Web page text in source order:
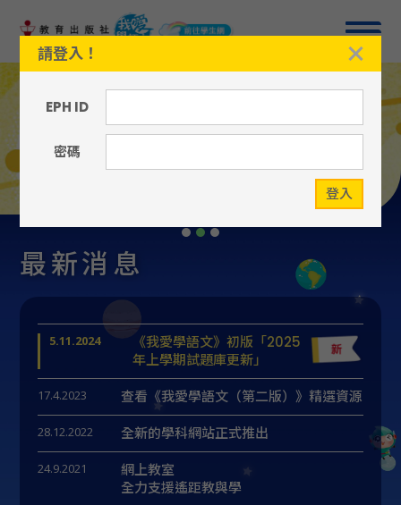
Slide 2 of 3.
最新消息
5.11.2024
《我愛學語文》初版「2025
年上學期試題庫更新」
17.4.2023 查看《我愛學語文（第二版）》精選資源
28.12.2022 全新的學科網站正式推出
24.9.2021
網上教室
全力支援遙距教與學
請登入！
EPH ID
密碼
登入